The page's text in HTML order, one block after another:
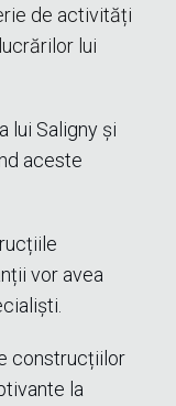
de activități
lui
lui Saligny și
aceste
vor avea
construcțiilor
la